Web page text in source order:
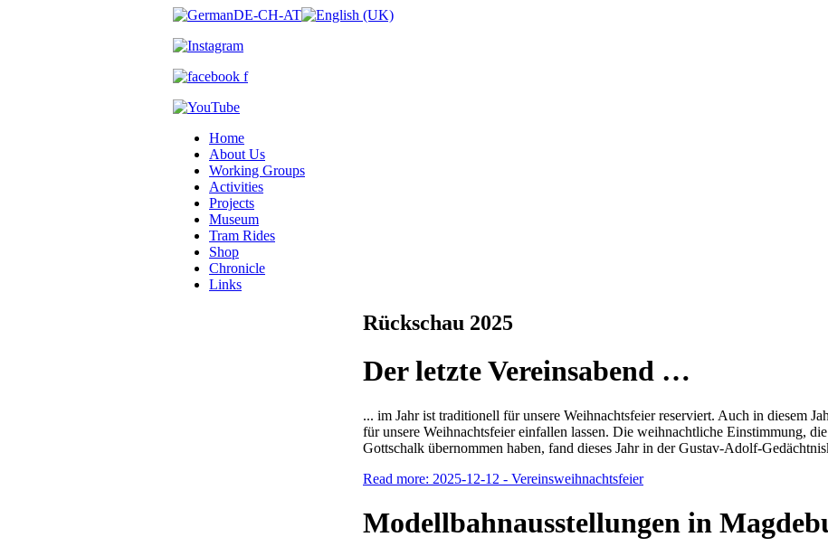
Home
About Us
Working Groups
Activities
Projects
Museum
Tram Rides
Shop
Chronicle
Links
Rückschau 2025
Der letzte Vereinsabend …
... im Jahr ist traditionell für unsere Weihnachtsfeier reserviert. Auch in diesem
für unsere Weihnachtsfeier einfallen lassen. Die weihnachtliche Einstimmung,
Gottschalk übernommen haben, fand dieses Jahr in der Gustav-Adolf-
Read more: 2025-12-12 - Vereinsweihnachtsfeier
Modellbahnausstellungen in